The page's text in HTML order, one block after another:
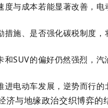
度与成本若能显著改善，电
措施、是否强化碳税制度，
和SUV的偏好仍然强烈，汽
电动车发展， 逆势而行的
与地缘政治交织博弈的